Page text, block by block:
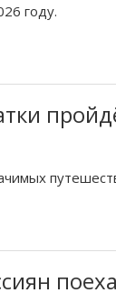
году.